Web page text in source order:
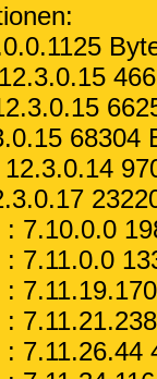
68304
7.10.0.0
7.11.0.0
7.11.26.44